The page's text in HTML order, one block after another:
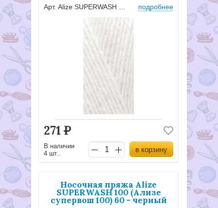
подробнее
271 Р
В наличии
4 шт..
в корзину
Носочная пряжа Alize
SUPERWASH 100 (Ализе
супервош 100) 60 - черный